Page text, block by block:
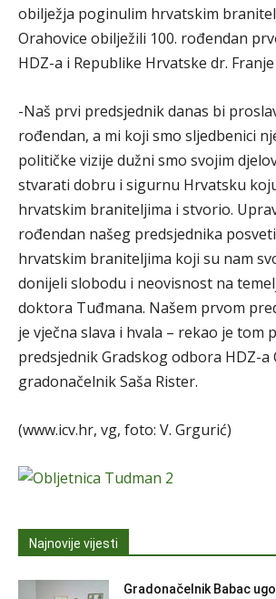
obilježja poginulim hrvatskim
Orahovice obilježili 100. rođendan
HDZ-a i Republike Hrvatske dr.
-Naš prvi predsjednik danas bi
rođendan, a mi koji smo sljedbenici
političke vizije dužni smo svojim
stvarati dobru i sigurnu Hrvatsku
hrvatskim braniteljima i stvorio.
rođendan našeg predsjednika
hrvatskim braniteljima koji su nam
donijeli slobodu i neovisnost na
doktora Tuđmana. Našem prvom
je vječna slava i hvala – rekao je tom
predsjednik Gradskog odbora HDZ-a
gradonačelnik Saša Rister.
(www.icv.hr, vg, foto: V. Grgurić)
Najnovije vijesti
Gradonačelnik Babac